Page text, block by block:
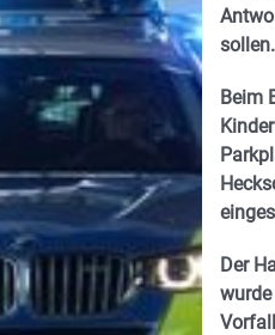
sollen.
Beim
Der